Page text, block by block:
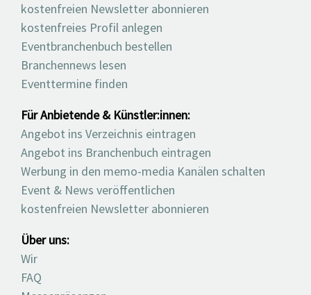
kostenfreien Newsletter abonnieren
kostenfreies Profil anlegen
Eventbranchenbuch bestellen
Branchennews lesen
Eventtermine finden
Für Anbietende & Künstler:innen:
Angebot ins Verzeichnis eintragen
Angebot ins Branchenbuch eintragen
Werbung in den memo-media Kanälen schalten
Event & News veröffentlichen
kostenfreien Newsletter abonnieren
Über uns:
Wir
FAQ